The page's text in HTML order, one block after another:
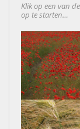
Klik op een van
op te starten…